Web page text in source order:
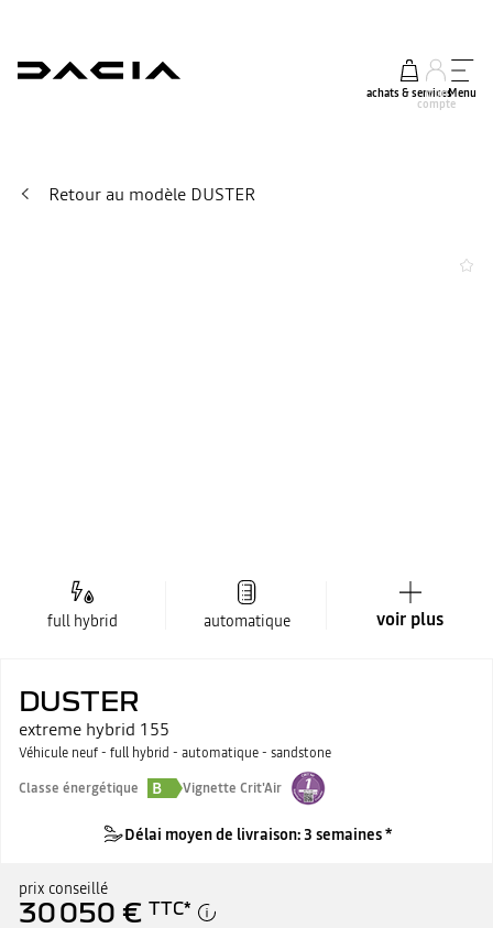
achats & services
mon
compte
Menu
Retour au modèle DUSTER
full hybrid automatique voir plus
DUSTER
extreme hybrid 155
Véhicule neuf - full hybrid - automatique - sandstone
Classe énergétique
B Vignette Crit'Air
Délai moyen de livraison: 3 semaines *
prix conseillé
30 050 € TTC*